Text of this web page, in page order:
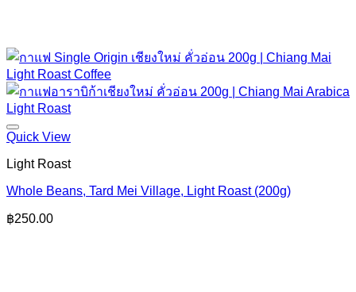
Quick View
Light Roast
Whole Beans, Tard Mei Village, Light Roast (200g)
฿250.00